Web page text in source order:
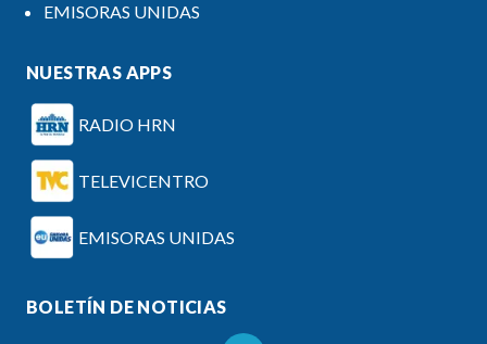
EMISORAS UNIDAS
NUESTRAS APPS
RADIO HRN
TELEVICENTRO
EMISORAS UNIDAS
BOLETÍN DE NOTICIAS